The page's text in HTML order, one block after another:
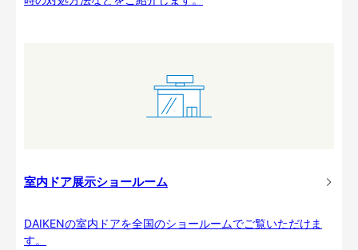
室内ドア展示ショールーム
DAIKENの室内ドアを全国のショールームでご覧いただけま
す。